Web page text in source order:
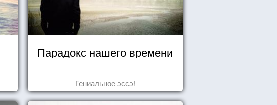
Парадокс нашего времени
Гениальное эссэ!